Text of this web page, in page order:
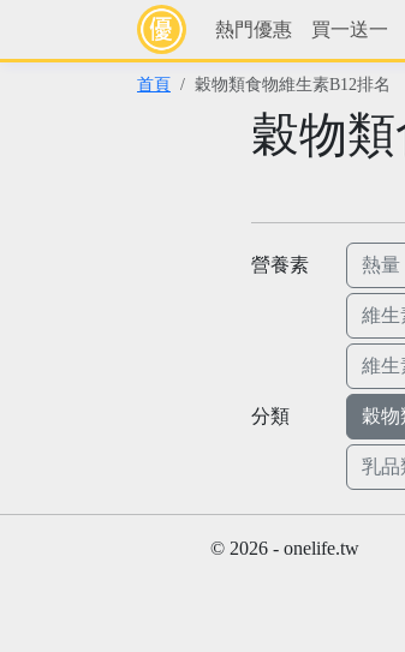
熱門優惠 買一送一
首頁 穀物類食物維生素B12排名
穀物
營養素 熱量
維生
維生
分類 穀物
乳品
© 2026 - onelife.tw